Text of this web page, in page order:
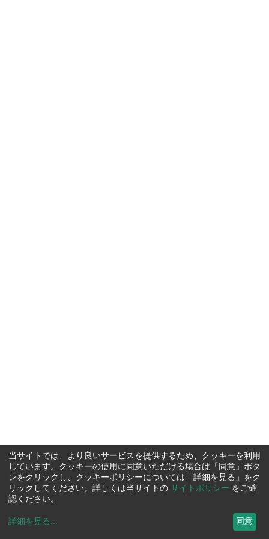
当サイトでは、より良いサービスを提供するため、クッキーを利用
しています。クッキーの使用に同意いただける場合は「同意」ボタ
ンをクリックし、クッキーポリシーについては「詳細を見る」をク
リックしてください。詳しくは当サイトの サイトポリシー をご確
認ください。
詳細を見る ... 同意